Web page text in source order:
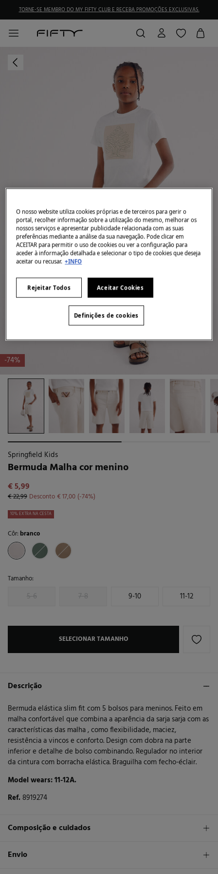
TORNE-SE MEMBRO DO MY FIFTY CLUB E RECEBA PROMOÇÕES EXCLUSIVAS.
-74%
Springfield Kids
Bermuda Malha cor menino
€ 5,99
€ 22,99 Desconto€ 17,00 74
10% EXTRA NA CESTA
Côr:branco
Tamanho:
5-6 7-8 9-10 11-12
SELECIONAR TAMANHO
Descrição
Bermuda elástica slim fit com 5 bolsos para meninos. Feito em
malha confortável que combina a aparência da sarja sarja com as
características das malha , como flexibilidade, maciez,
resistência a vincos e conforto. Design com dobra na parte
inferior e detalhe de bolso combinando. Regulador no interior
da cintura com borracha elástica. Braguilha com fecho-éclair.
Model wears: 11-12A.
Ref. 8919274
Composição e cuidados
Composição
Envio
O nosso website utiliza cookies próprias e de terceiros para gerir o
portal, recolher informação sobre a utilização do mesmo, melhorar os
nossos serviços e apresentar publicidade relacionada com as suas
preferências mediante a análise da sua navegação. Pode clicar em
ACEITAR para permitir o uso de cookies ou ver a configuração para
aceder à informação detalhada e selecionar o tipo de cookies que deseja
aceitar ou recusar. +INFO
Rejeitar Todos Aceitar Cookies
Definições de cookies